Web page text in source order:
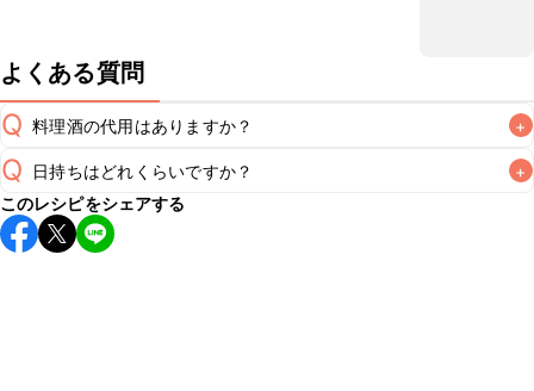
よくある質問
Q 料理酒の代用はありますか？ +
A
Q 日持ちはどれくらいですか？ +
保存期間は冷蔵で翌日中が目安です。なるべくお早めにお召
し上がりください。
このレシピをシェアする